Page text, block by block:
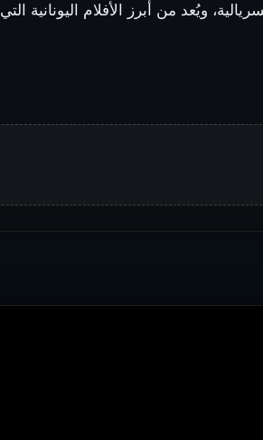
ويُعد من أبرز الأفلام اليونانية